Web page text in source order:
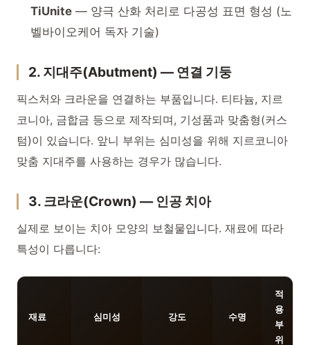
TiUnite — 양극 산화 처리로 다공성 표면 형성 (노
벨바이오케어 독자 기술)
2. 지대주(Abutment) — 연결 기둥
픽스처와 크라운을 연결하는 부품입니다. 티타늄, 지르
코니아, 금합금 등으로 제작되며, 기성품과 맞춤형(커스
텀)이 있습니다. 앞니 부위는 심미성을 위해 지르코니아
맞춤 지대주를 사용하는 경우가 많습니다.
3. 크라운(Crown) — 인공 치아
실제로 보이는 치아 모양의 보철물입니다. 재료에 따라
특성이 다릅니다:
재료 심미성 강도 수명
적
용
부
위